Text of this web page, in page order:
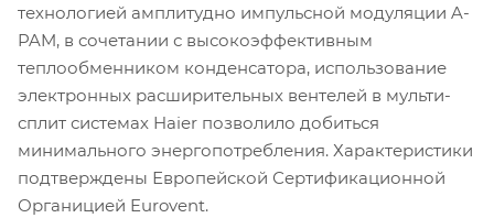
технологией амплитудно импульсной модуляции A-
PAM, в сочетании с высокоэффективным
теплообменником конденсатора, использование
электронных расширительных вентелей в мульти-
сплит системах Haier позволило добиться
минимального энергопотребления. Характеристики
подтверждены Европейской Сертификационной
Органицией Eurovent.